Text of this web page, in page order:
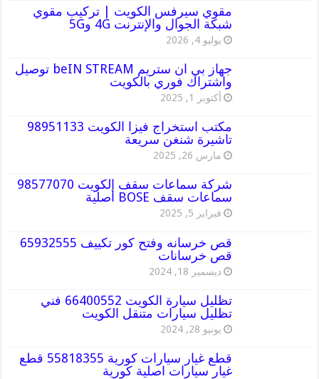
مقوي سيرفس الكويت | تركيب مقوي
شبكة الجوال والإنترنت 4G و5G
يوليو 4, 2026
جهاز بي ان ستريم beIN STREAM توصيل
واشتراك فوري بالكويت
أكتوبر 1, 2025
مكتب استخراج فيزا الكويت 98951133
تاشيرة شنغن سريعة
مارس 26, 2025
شركة سماعات سقف الكويت 98577070
سماعات سقف BOSE أصلية
فبراير 5, 2025
قص خرسانه وفتح كور تكييف 65932555
قص خرسانات
ديسمبر 18, 2024
تظليل سيارة الكويت 66400552 فني
تظليل سيارات متنقل الكويت
يونيو 28, 2024
قطع غيار سيارات كورية 55818355 قطع
غيار سيارات اصلية كورية